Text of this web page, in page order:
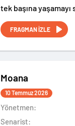
tek başına
ev kedisi Katie’nin
değişir.
FRAGMAN İZLE
Moana
10 Temmuz 2026
Yönetmen:
Senarist: